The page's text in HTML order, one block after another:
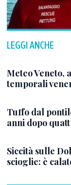
LEGGI ANCHE
Meteo
temporali
Tuffo dal
anni dopo
Siccità sulle
scioglie: è